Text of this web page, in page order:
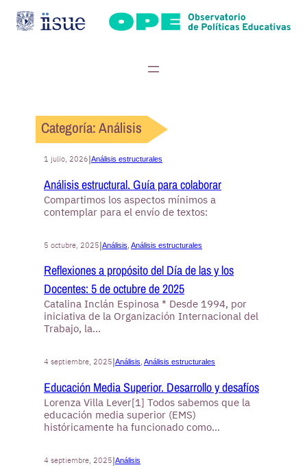
Categoría:Análisis
1 julio, 2026|Análisis estructurales
Análisis estructural. Guía para colaborar
Compartimos los aspectos mínimos a
contemplar para el envío de textos:
5 octubre, 2025|Análisis Análisis estructurales
Reflexiones a propósito del Día de las y los
Docentes: 5 de octubre de 2025
Catalina Inclán Espinosa * Desde 1994, por
iniciativa de la Organización Internacional del
Trabajo, la…
4 septiembre, 2025|Análisis Análisis estructurales
Educación Media Superior. Desarrollo y desafíos
Lorenza Villa Lever[1] Todos sabemos que la
educación media superior (EMS)
históricamente ha funcionado como…
4 septiembre, 2025|Análisis